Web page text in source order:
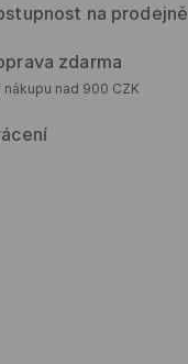
na prodejně
zdarma
nákupu nad 900 CZK